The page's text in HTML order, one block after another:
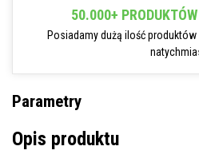
50.000+
Posiadamy dużą ilość
Parametry
Opis produktu